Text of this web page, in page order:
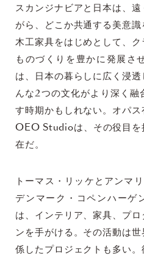
スカンジナビアと日本は、
がら、どこか共通する美意
木工家具をはじめとして、
ものづくりを豊かに発展さ
は、日本の暮らしに広く浸
んな2つの文化がより深く融
す時期かもしれない。オパ
OEO Studioは、その役目を
在だ。
トーマス・リッケとアンマ
デンマーク・コペンハー
は、インテリア、家具、プ
ンを手がける。その活動は
係したプロジェクトも多い